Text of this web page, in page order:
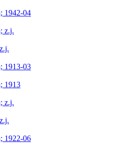
1942-04
z.j.
1913-03
1913
z.j.
1922-06